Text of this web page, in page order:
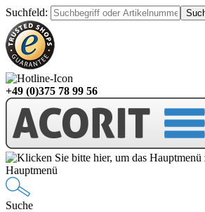
Suchfeld:
+49 (0)375 78 99 56
Hauptmenü
Suche